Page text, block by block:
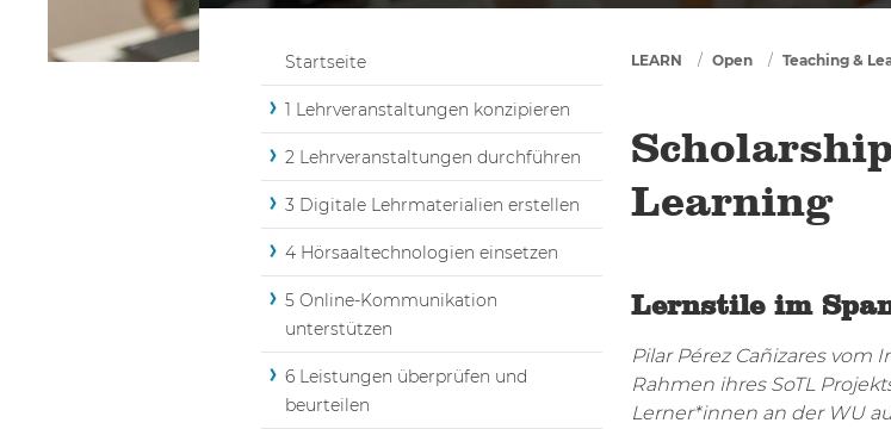
Startseite
1 Lehrveranstaltungen konzipieren
2 Lehrveranstaltungen durchführen
3 Digitale Lehrmaterialien erstellen
4 Hörsaaltechnologien einsetzen
5 Online-Kommunikation
unterstützen
6 Leistungen überprüfen und
beurteilen
You are here
LEARN Open Teaching &
Learning
Lernstile im
Pilar Pérez Cañizares
Rahmen ihres SoTL
Lerner*innen an der WU